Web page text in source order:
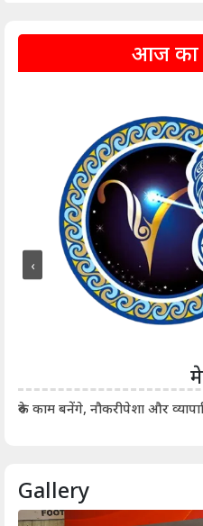
आज का
रुके काम बनेंगे, नौकरीपेशा और
‹
Gallery